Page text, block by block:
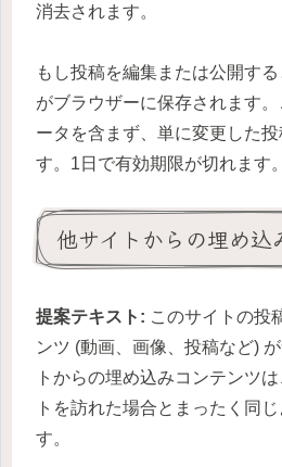
消去されます。
もし投稿を編集または公開す
がブラウザーに保存されます
ータを含まず、単に変更した
す。1日で有効期限が切れます。
他サイトからの埋め込
提案テキスト: このサイトの投
ンツ (動画、画像、投稿など)
トからの埋め込みコンテンツ
トを訪れた場合とまったく同
す。